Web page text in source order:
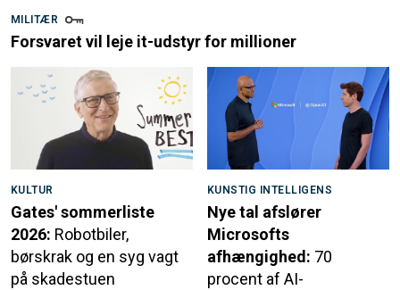
MILITÆR
Forsvaret vil leje it-udstyr for millioner
KULTUR
Gates' sommerliste
2026: Robotbiler,
børskrak og en syg vagt
på skadestuen
KUNSTIG INTELLIGENS
Nye tal afslører
Microsofts
afhængighed: 70
procent af AI-